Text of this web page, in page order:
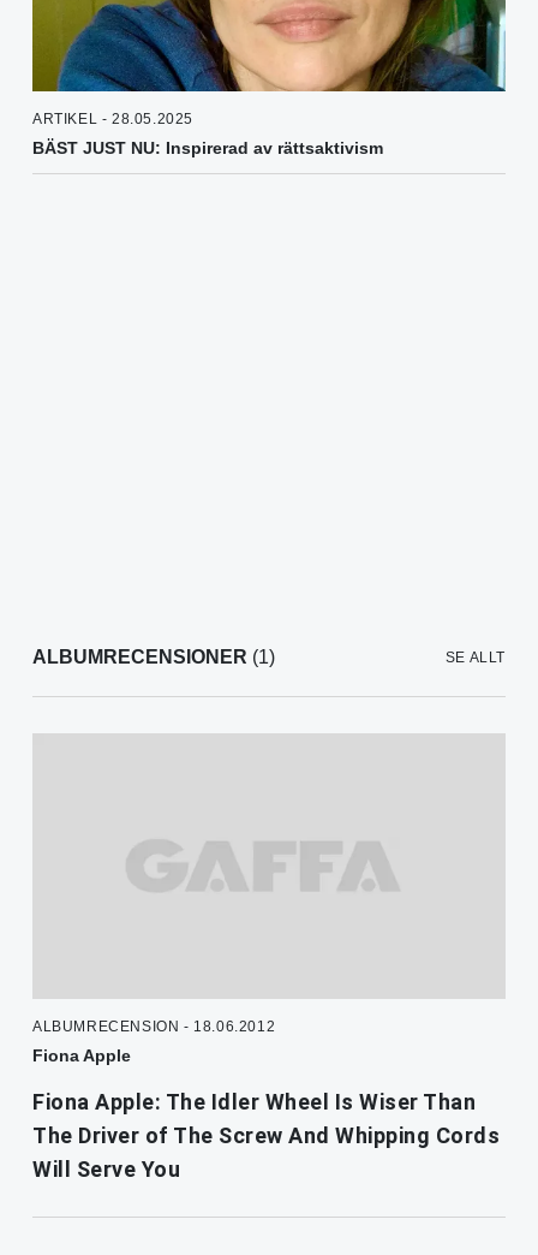
ARTIKEL - 28.05.2025
BÄST JUST NU: Inspirerad av rättsaktivism
ALBUMRECENSIONER (1) SE ALLT
ALBUMRECENSION - 18.06.2012
Fiona Apple
Fiona Apple: The Idler Wheel Is Wiser Than
The Driver of The Screw And Whipping Cords
Will Serve You